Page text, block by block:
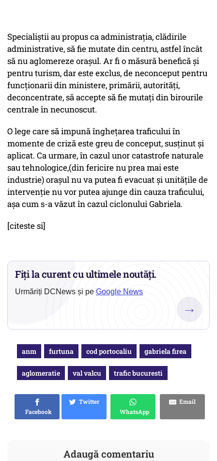
Specialiștii au propus ca administrația, clădirile
administrative, să fie mutate din centru, astfel încât
să nu aglomereze orașul. Ar fi o măsură benefică și
pentru turism, dar este exclus, de neconceput pentru
funcționarii din ministere, primării, autorități,
deconcentrate, să accepte să fie mutați din birourile
centrale în necunoscut.
O lege care să impună înghețarea traficului în
momente de criză este greu de conceput, susținut și
aplicat. Ca urmare, în cazul unor catastrofe naturale
sau tehnologice,(din fericire nu prea mai este
industrie) orașul nu va putea fi evacuat și unitățile de
intervenție nu vor putea ajunge din cauza traficului,
așa cum s-a văzut în cazul ciclonului Gabriela.
[citeste si]
Fiți la curent cu ultimele noutăți.
Urmăriți DCNews și pe Google News
→
anm furtuna cod portocaliu gabriela firea
aglomeratie val valcu trafic bucuresti
Facebook
Twitter
WhatsApp
Email
Adaugă comentariu